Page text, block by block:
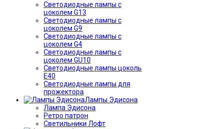
Светодиодные лампы с
цоколем G13
Светодиодные лампы с
цоколем G9
Светодиодные лампы с
цоколем G4
Светодиодные лампы с
цоколем GU10
Светодиодные лампы цоколь
Е40
Светодиодные лампы для
прожектора
Лампы Эдисона
Лампа Эдисона
Ретро патрон
Светильники Лофт